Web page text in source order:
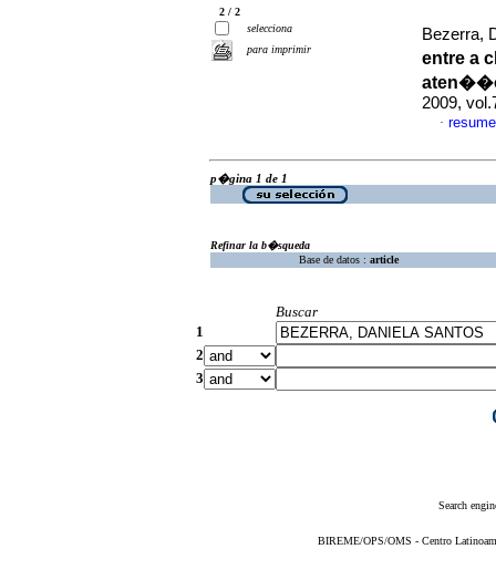
2 / 2
selecciona
para imprimir
Bezerra,
entre a
2009,
·
p�gina 1 de 1
Refinar la b�squeda
Base de datos : article
Buscar
1
2
3
Search
BIREME/OPS/OMS - Centro